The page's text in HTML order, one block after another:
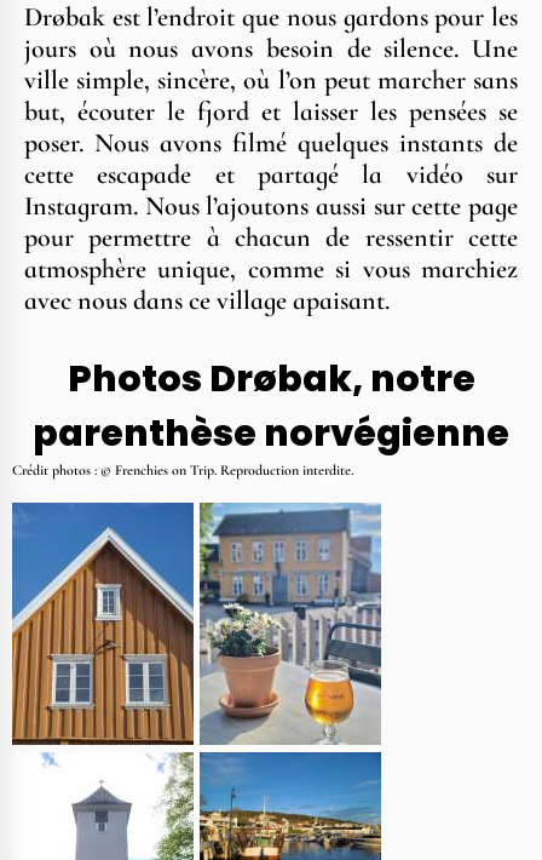
Drøbak est l’endroit que nous gardons pour les
jours où nous avons besoin de silence. Une
ville simple, sincère, où l’on peut marcher sans
but, écouter le fjord et laisser les pensées se
poser. Nous avons filmé quelques instants de
cette escapade et partagé la vidéo sur
Instagram. Nous l’ajoutons aussi sur cette page
pour permettre à chacun de ressentir cette
atmosphère unique, comme si vous marchiez
avec nous dans ce village apaisant.
Photos Drøbak, notre
parenthèse norvégienne
Crédit photos : © Frenchies on Trip. Reproduction interdite.